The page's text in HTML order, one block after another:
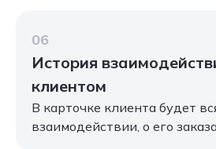
06
История
клиентом
В карточке клиента будет
взаимодействии, о его